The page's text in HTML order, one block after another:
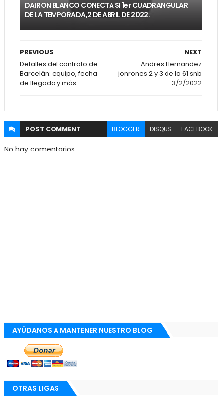
DAIRON BLANCO CONECTA SI 1er CUADRANGULAR
DE LA TEMPORADA,2 DE ABRIL DE 2022.
NEXT
Andres Hernandez
jonrones 2 y 3 de la 61 snb
3/2/2022
PREVIOUS
Detalles del contrato de
Barcelán: equipo, fecha
de llegada y más
POST COMMENT BLOGGER DISQUS FACEBOOK
No hay comentarios
AYÚDANOS A MANTENER NUESTRO BLOG
OTRAS LIGAS